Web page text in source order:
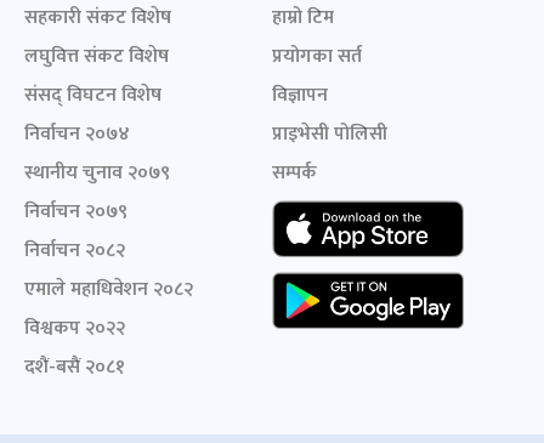
सहकारी संकट विशेष
लघुवित्त संकट विशेष
संसद् विघटन विशेष
निर्वाचन २०७४
स्थानीय चुनाव २०७९
निर्वाचन २०७९
निर्वाचन २०८२
एमाले महाधिवेशन २०८२
विश्वकप २०२२
दशैं-बसैं २०८१
हाम्रो टिम
प्रयोगका सर्त
विज्ञापन
प्राइभेसी पोलिसी
सम्पर्क